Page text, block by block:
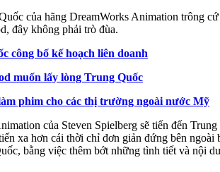
của hãng DreamWorks Animation trông
đây không phải trò đùa.
công bố kế hoạch liên doanh
muốn lấy lòng Trung Quốc
phim cho các thị trường ngoài nước Mỹ
của Steven Spielberg sẽ tiến đến
xa hơn cái thời chỉ đơn giản đứng bên
bằng việc thêm bớt những tình tiết và nội